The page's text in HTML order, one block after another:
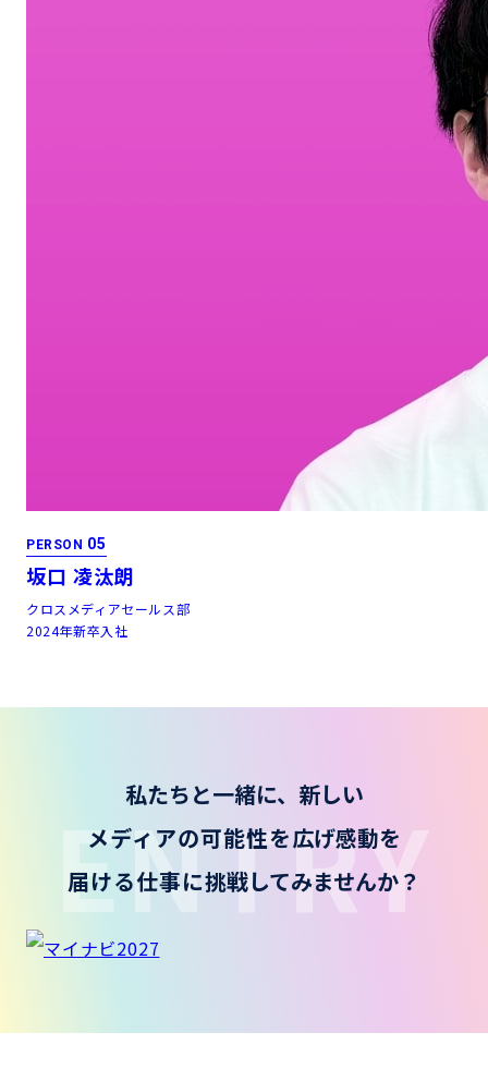
PERSON 05
坂口 凌汰朗
クロスメディアセールス部
2024年新卒入社
ENTRY
私たちと一緒に、新しい
メディアの可能性を広げ感動を
届ける仕事に挑戦してみませんか？